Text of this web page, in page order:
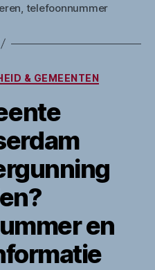
telefoonnummer
Categorieën
& GEMEENTEN
en